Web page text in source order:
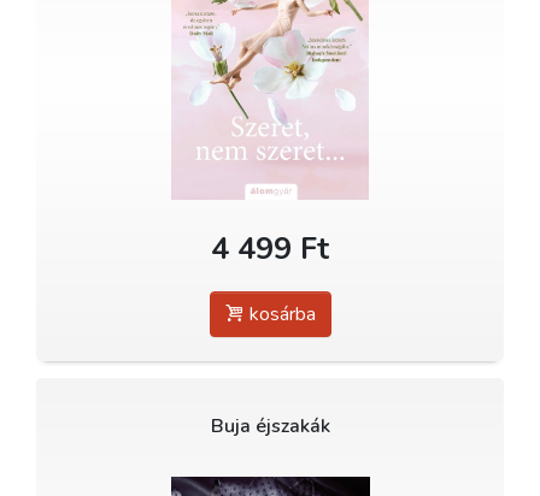
4 499 Ft
kosárba
Buja éjszakák